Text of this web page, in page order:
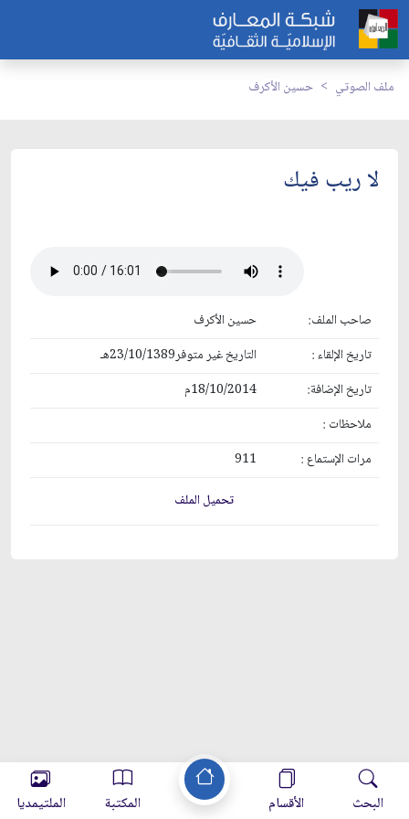
ملف الصوتي حسين الأكرف
لا ريب فيك
صاحب الملف:
حسين الأكرف
تاريخ الإلقاء :
التاريخ غير متوفر23/10/1389هـ
تاريخ الإضافة:
18/10/2014م
ملاحظات :
مرات الإستماع :
911
تحميل الملف
البحث الأقسام المكتبة الملتيمديا